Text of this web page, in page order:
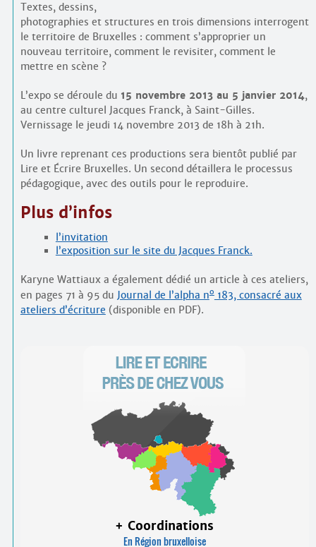
Textes, dessins,
photographies et structures en trois dimensions interrogent
le territoire de Bruxelles : comment s’approprier un
nouveau territoire, comment le revisiter, comment le
mettre en scène ?
L’expo se déroule du 15 novembre 2013 au 5 janvier 2014,
au centre culturel Jacques Franck, à Saint-Gilles.
Vernissage le jeudi 14 novembre 2013 de 18h à 21h.
Un livre reprenant ces productions sera bientôt publié par
Lire et Écrire Bruxelles. Un second détaillera le processus
pédagogique, avec des outils pour le reproduire.
Plus d’infos
l’invitation
l’exposition sur le site du Jacques Franck.
Karyne Wattiaux a également dédié un article à ces ateliers,
en pages 71 à 95 du Journal de l’alpha no183, consacré aux
ateliers d’écriture (disponible en PDF).
+ Coordinations
En Région bruxelloise